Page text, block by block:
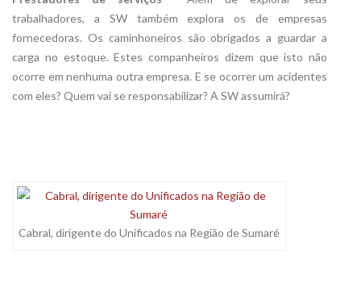
trabalhadores, a SW também explora os de empresas
fornecedoras. Os caminhoneiros são obrigados a guardar a
carga no estoque. Estes companheiros dizem que isto não
ocorre em nenhuma outra empresa. E se ocorrer um acidentes
com eles? Quem vai se responsabilizar? A SW assumirá?
Cabral, dirigente do Unificados na Região de Sumaré